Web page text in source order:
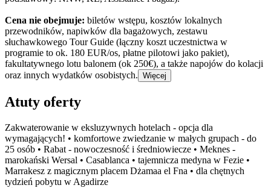
Cena nie obejmuje: biletów wstępu, kosztów lokalnych
przewodników, napiwków dla bagażowych, zestawu
słuchawkowego Tour Guide (łączny koszt uczestnictwa w
programie to ok. 180 EUR/os, płatne pilotowi jako pakiet),
fakultatywnego lotu balonem (ok 250€), a także napojów do kolacji
oraz innych wydatków osobistych. Więcej
Atuty oferty
Zakwaterowanie w eksluzywnych hotelach - opcja dla
wymagających! • komfortowe zwiedzanie w małych grupach - do
25 osób • Rabat - nowoczesność i średniowiecze • Meknes -
marokański Wersal • Casablanca • tajemnicza medyna w Fezie •
Marrakesz z magicznym placem Dżamaa el Fna • dla chętnych
tydzień pobytu w Agadirze